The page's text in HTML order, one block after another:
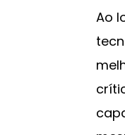
Ao